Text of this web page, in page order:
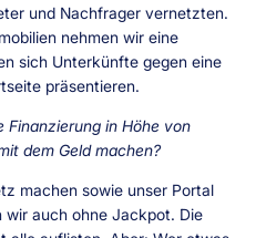
und Nachfrager vernetzten.
nehmen wir eine
sich Unterkünfte gegen eine
präsentieren.
Finanzierung in Höhe von
dem Geld machen?
machen sowie unser Portal
auch ohne Jackpot. Die